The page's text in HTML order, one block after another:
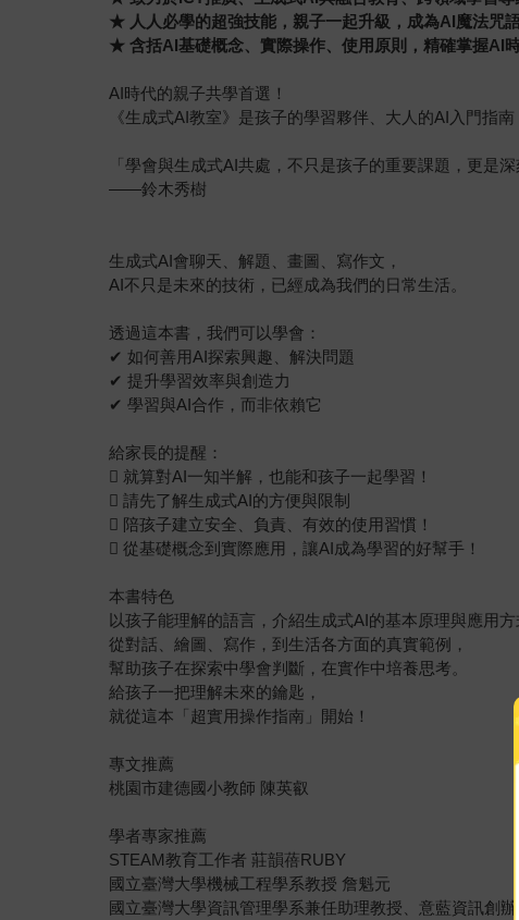
★ 人人必學的超強技能，親子一起升級，成為AI魔法咒
★ 含括AI基礎概念、實際操作、使用原則，精確掌握AI
AI時代的親子共學首選！
《生成式AI教室》是孩子的學習夥伴、大人的AI入門指南
「學會與生成式AI共處，不只是孩子的重要課題，更是
——鈴木秀樹
生成式AI會聊天、解題、畫圖、寫作文，
AI不只是未來的技術，已經成為我們的日常生活。
透過這本書，我們可以學會：
✔ 如何善用AI探索興趣、解決問題
✔ 提升學習效率與創造力
✔ 學習與AI合作，而非依賴它
給家長的提醒：
 就算對AI一知半解，也能和孩子一起學習！
 請先了解生成式AI的方便與限制
 陪孩子建立安全、負責、有效的使用習慣！
 從基礎概念到實際應用，讓AI成為學習的好幫手！
本書特色
以孩子能理解的語言，介紹生成式AI的基本原理與應用方
從對話、繪圖、寫作，到生活各方面的真實範例，
幫助孩子在探索中學會判斷，在實作中培養思考。
給孩子一把理解未來的鑰匙，
就從這本「超實用操作指南」開始！
專文推薦
桃園市建德國小教師 陳英叡
學者專家推薦
STEAM教育工作者 莊韻蓓RUBY
國立臺灣大學機械工程學系教授 詹魁元
國立臺灣大學資訊管理學系兼任助理教授、意藍資訊創